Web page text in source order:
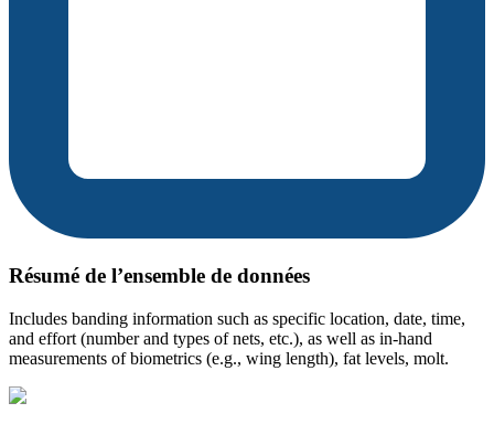
Résumé de l’ensemble de données
Includes banding information such as specific location, date, time,
and effort (number and types of nets, etc.), as well as in-hand
measurements of biometrics (e.g., wing length), fat levels, molt.